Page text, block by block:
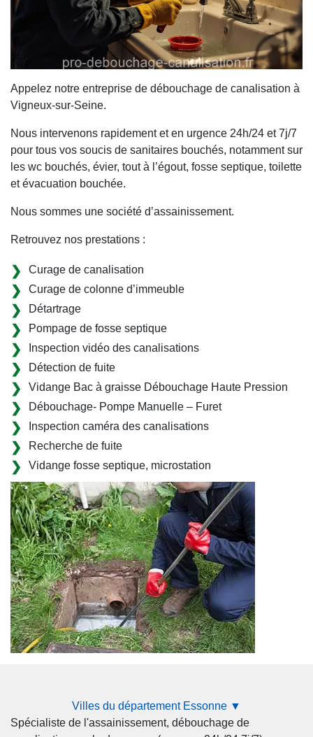
Appelez notre entreprise de débouchage de canalisation à
Vigneux-sur-Seine.
Nous intervenons rapidement et en urgence 24h/24 et 7j/7
pour tous vos soucis de sanitaires bouchés, notamment sur
les wc bouchés, évier, tout à l’égout, fosse septique, toilette
et évacuation bouchée.
Nous sommes une société d’assainissement.
Retrouvez nos prestations :
Curage de canalisation
Curage de colonne d’immeuble
Détartrage
Pompage de fosse septique
Inspection vidéo des canalisations
Détection de fuite
Vidange Bac à graisse Débouchage Haute Pression
Débouchage- Pompe Manuelle – Furet
Inspection caméra des canalisations
Recherche de fuite
Vidange fosse septique, microstation
Villes du département Essonne ▼
Spécialiste de l'assainissement, débouchage de